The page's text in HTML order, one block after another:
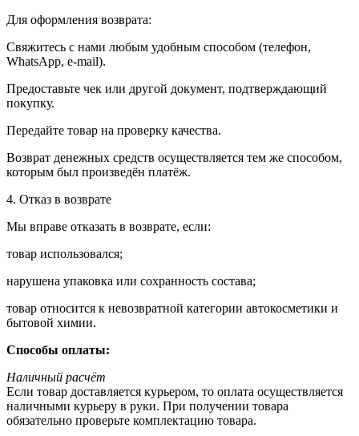
Для оформления возврата:
Свяжитесь с нами любым удобным способом (телефон,
WhatsApp, e-mail).
Предоставьте чек или другой документ, подтверждающий
покупку.
Передайте товар на проверку качества.
Возврат денежных средств осуществляется тем же способом,
которым был произведён платёж.
4. Отказ в возврате
Мы вправе отказать в возврате, если:
товар использовался;
нарушена упаковка или сохранность состава;
товар относится к невозвратной категории автокосметики и
бытовой химии.
Способы оплаты:
Наличный расчёт
Если товар доставляется курьером, то оплата осуществляется
наличными курьеру в руки. При получении товара
обязательно проверьте комплектацию товара.